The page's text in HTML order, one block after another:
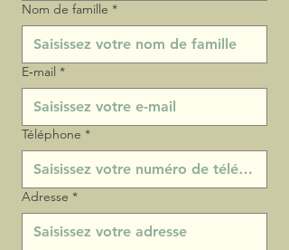
Nom de famille *
E‑mail *
Téléphone *
Adresse *